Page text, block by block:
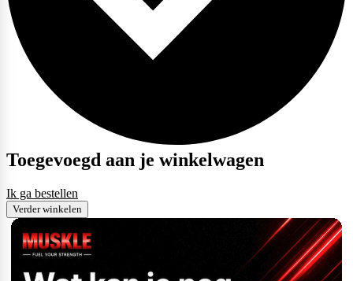
Toegevoegd aan je winkelwagen
Ik ga bestellen
Verder winkelen